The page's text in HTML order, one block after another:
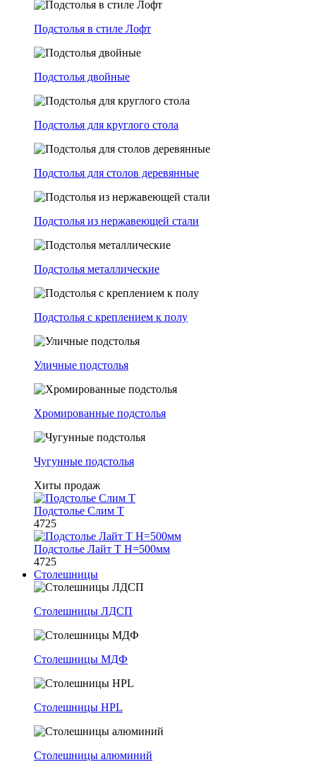
Подстолья в стиле Лофт
Подстолья двойные
Подстолья для круглого стола
Подстолья для столов деревянные
Подстолья из нержавеющей стали
Подстолья металлические
Подстолья с креплением к полу
Уличные подстолья
Хромированные подстолья
Чугунные подстолья
Хиты продаж
Подстолье Слим Т
4725
Подстолье Лайт Т H=500мм
4725
Столешницы
Столешницы ЛДСП
Столешницы МДФ
Столешницы HPL
Столешницы алюминий